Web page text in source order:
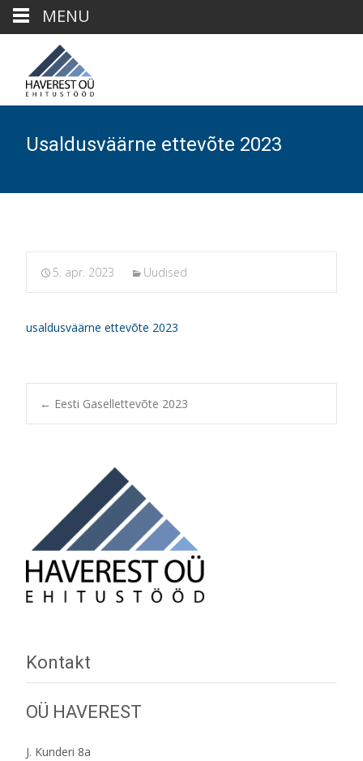
Usaldusväärne ettevõte 2023
5. apr. 2023 Uudised
usaldusväärne ettevõte 2023
Post
navigation
← Eesti Gasellettevõte 2023
Kontakt
OÜ HAVEREST
J. Kunderi 8a
MENU